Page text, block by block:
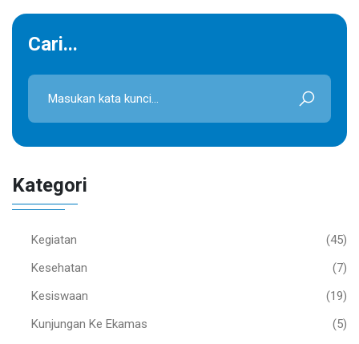
Cari...
Kategori
Kegiatan
(45)
Kesehatan
(7)
Kesiswaan
(19)
Kunjungan Ke Ekamas
(5)